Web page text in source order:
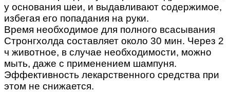
у основания шеи, и выдавливают содержимое,
избегая его попадания на руки.
Время необходимое для полного всасывания
Стронгхолда составляет около 30 мин. Через 2
ч животное, в случае необходимости, можно
мыть, даже с применением шампуня.
Эффективность лекарственного средства при
этом не снижается.